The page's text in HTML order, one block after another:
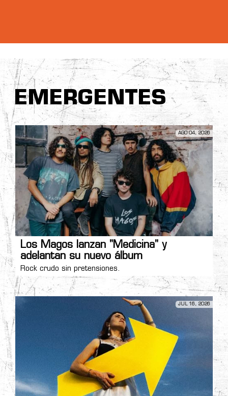
EMERGENTES
AGO 04, 2026
Los Magos lanzan "Medicina" y
adelantan su nuevo álbum
Rock crudo sin pretensiones.
JUL 16, 2026